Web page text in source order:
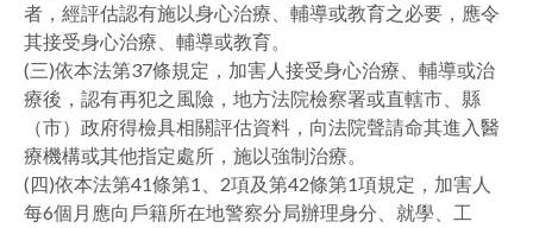
者，經評估認有施以身心治療、輔導或教育之必要，應令
其接受身心治療、輔導或教育。
(三)依本法第37條規定，加害人接受身心治療、輔導或治
療後，認有再犯之風險，地方法院檢察署或直轄市、縣
（市）政府得檢具相關評估資料，向法院聲請命其進入醫
療機構或其他指定處所，施以強制治療。
(四)依本法第41條第1、2項及第42條第1項規定，加害人
每6個月應向戶籍所在地警察分局辦理身分、就學、工